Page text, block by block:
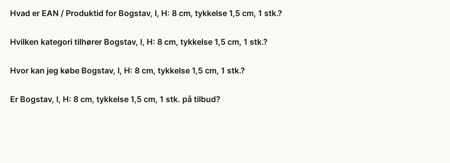
Hvad er EAN / Produktid for Bogstav, I, H: 8 cm, tykkelse 1,5 cm, 1 stk.?
Hvilken kategori tilhører Bogstav, I, H: 8 cm, tykkelse 1,5 cm, 1 stk.?
Hvor kan jeg købe Bogstav, I, H: 8 cm, tykkelse 1,5 cm, 1 stk.?
Er Bogstav, I, H: 8 cm, tykkelse 1,5 cm, 1 stk. på tilbud?